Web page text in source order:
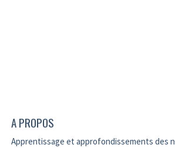
A PROPOS
Apprentissage et approfondissements des